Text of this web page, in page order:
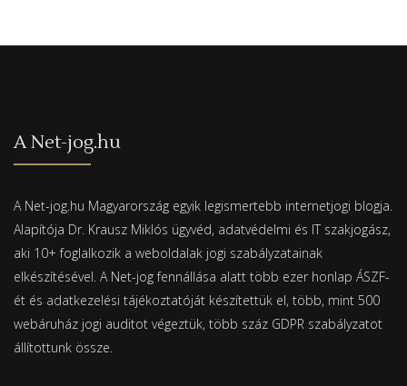
A Net-jog.hu
A Net-jog.hu Magyarország egyik legismertebb internetjogi blogja.
Alapítója Dr. Krausz Miklós ügyvéd, adatvédelmi és IT szakjogász,
aki 10+ foglalkozik a weboldalak jogi szabályzatainak
elkészítésével. A Net-jog fennállása alatt több ezer honlap ÁSZF-
ét és adatkezelési tájékoztatóját készítettük el, több, mint 500
webáruház jogi auditot végeztük, több száz GDPR szabályzatot
állítottunk össze.